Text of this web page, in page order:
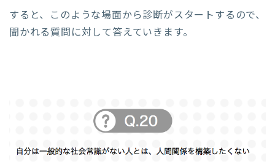
すると、このような場面から診断がスタートするので、
聞かれる質問に対して答えていきます。